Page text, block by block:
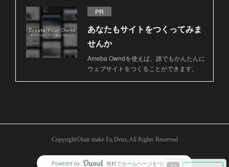
PR
あなたもサイトをつくってみま
せんか
Ameba Owndを使えば、誰でもかんたんに
ウェブサイトをつくることができます。
Copyright©︎hair make En Deux,All Rights Reserved
Powered by 無料でホームページをつくろう